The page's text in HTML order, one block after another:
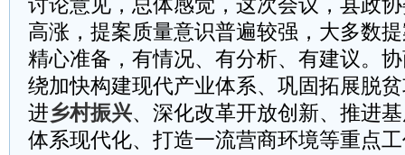
讨论意见，总体感觉，这次会议，县政
高涨，提案质量意识普遍较强，大多数
精心准备，有情况、有分析、有建议。
绕加快构建现代产业体系、巩固拓展脱
进乡村振兴、深化改革开放创新、推进
体系现代化、打造一流营商环境等重点